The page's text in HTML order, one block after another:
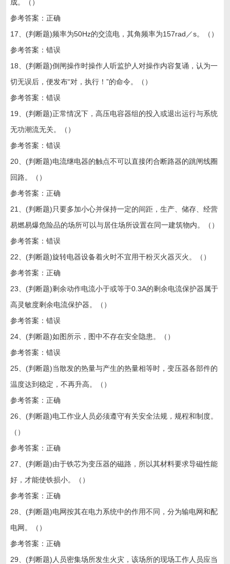
成。（）
参考答案：正确
17、(判断题)频率为50Hz的交流电，其角频率为157rad／s。（）
参考答案：错误
18、(判断题)倒闸操作时操作人听监护人对操作内容复诵，认为一
切无误后，便发布“对，执行！”的命令。（）
参考答案：错误
19、(判断题)正常情况下，高压电容器组的投入或退出运行与系统
无功潮流无关。（）
参考答案：错误
20、(判断题)电流继电器的触点不可以直接闭合断路器的跳闸线圈
回路。（）
参考答案：正确
21、(判断题)只要多加小心并保持一定的间距，生产、储存、经营
易燃易爆危险品的场所可以与居住场所设置在同一建筑物内。（）
参考答案：错误
22、(判断题)旋转电器设备着火时不宜用干粉灭火器灭火。（）
参考答案：正确
23、(判断题)剩余动作电流小于或等于0.3A的剩余电流保护器属于
高灵敏度剩余电流保护器。（）
参考答案：错误
24、(判断题)如图所示，图中不存在安全隐患。（）
参考答案：错误
25、(判断题)当散发的热量与产生的热量相等时，变压器各部件的
温度达到稳定，不再升高。（）
参考答案：正确
26、(判断题)电工作业人员必须遵守有关安全法规，规程和制度。
（）
参考答案：正确
27、(判断题)由于铁芯为变压器的磁路，所以其材料要求导磁性能
好，才能使铁损小。（）
参考答案：正确
28、(判断题)电网按其在电力系统中的作用不同，分为输电网和配
电网。（）
参考答案：正确
29、(判断题)人员密集场所发生火灾，该场所的现场工作人员应当